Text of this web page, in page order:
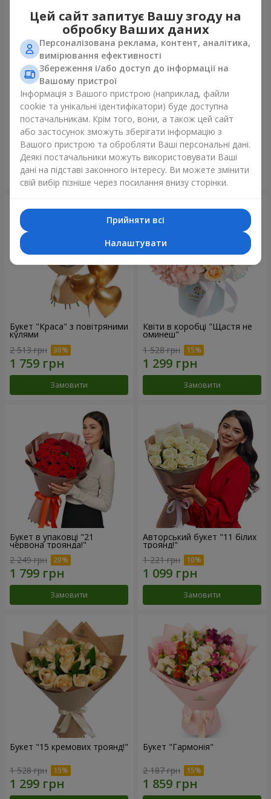
Букет "У День народження,
з коханням!"
3 075 грн
Замовити
Букет "Веселка емоцій"
1 888 грн
Замовити
Букет "Краса" з повітряними
кулями
2 513 грн
Замовити
Квіти в коробці "Щастя не
оминеш"
1 528 грн
Замовити
Букет в упаковці "21
червона троянда!"
2 249 грн
Замовити
Авторський букет "11 білих
троянд!"
1 221 грн
Замовити
Букет "15 кремових троянд!"
1 528 грн
Букет "Гармонія"
2 187 грн
Цей сайт запитує Вашу згоду на
обробку Ваших даних
Персоналізована реклама, контент, аналітика,
вимірювання ефективності
Збереження і/або доступ до інформації на
Вашому пристрої
Інформація з Вашого пристрою (наприклад, файли
cookie та унікальні ідентифікатори) буде доступна
постачальникам. Крім того, вони, а також цей сайт
або застосунок зможуть зберігати інформацію з
Вашого пристрою та обробляти Ваші персональні дані.
Деякі постачальники можуть використовувати Ваші
дані на підставі законного інтересу. Ви можете змінити
свій вибір пізніше через посилання внизу сторінки.
Прийняти всі
Налаштувати